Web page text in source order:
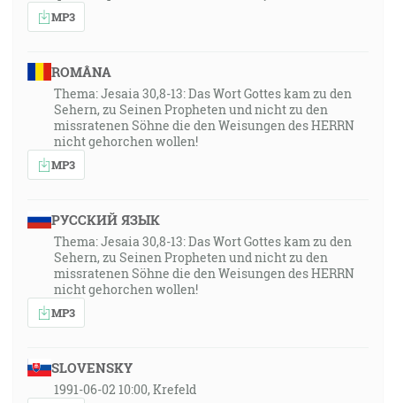
MP3
ROMÂNA
Thema: Jesaia 30,8-13: Das Wort Gottes kam zu den
Sehern, zu Seinen Propheten und nicht zu den
missratenen Söhne die den Weisungen des HERRN
nicht gehorchen wollen!
MP3
РУССКИЙ ЯЗЫК
Thema: Jesaia 30,8-13: Das Wort Gottes kam zu den
Sehern, zu Seinen Propheten und nicht zu den
missratenen Söhne die den Weisungen des HERRN
nicht gehorchen wollen!
MP3
SLOVENSKY
1991-06-02 10:00, Krefeld